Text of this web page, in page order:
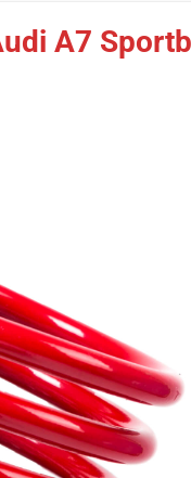
A7